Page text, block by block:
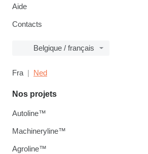
Aide
Contacts
Belgique / français
Fra Ned
Nos projets
Autoline™
Machineryline™
Agroline™